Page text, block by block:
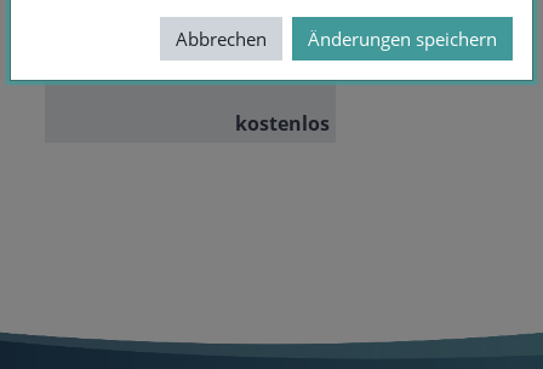
DKJS & KF
Teilnehmende:101
kostenlos
Abbrechen Änderungen speichern
Abbrechen Änderungen speichern